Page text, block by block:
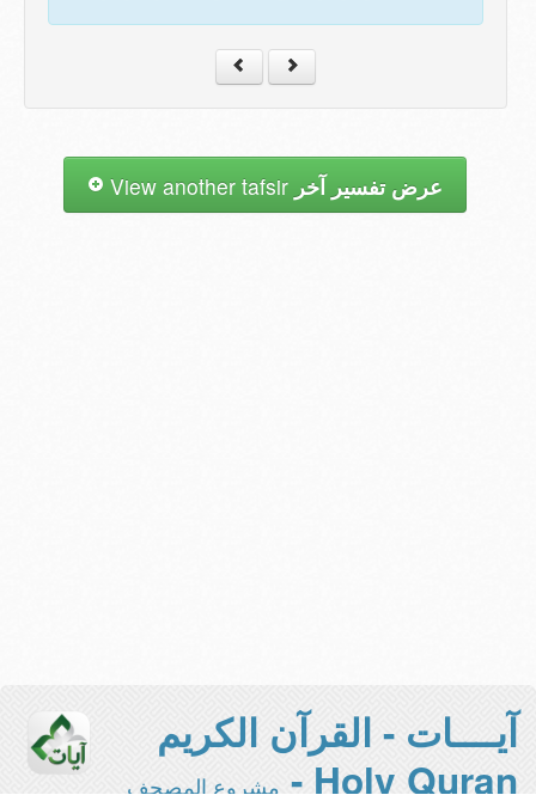
عرض تفسير آخر
آيــــات - القرآن الكريم
Holy Quran -
مشروع المصحف